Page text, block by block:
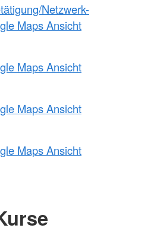
Netzwerk-
Maps Ansicht
Maps Ansicht
Maps Ansicht
Maps Ansicht